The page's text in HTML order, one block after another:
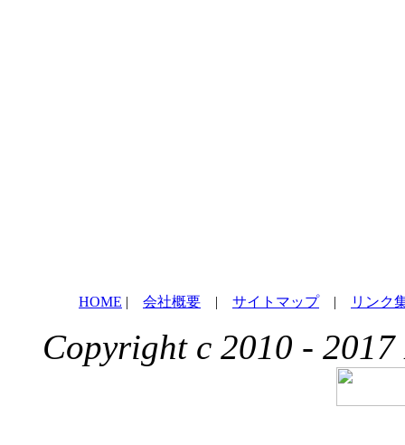
HOME | 会社概要 | サイトマップ| リンク
Copyright c 2010 - 2017